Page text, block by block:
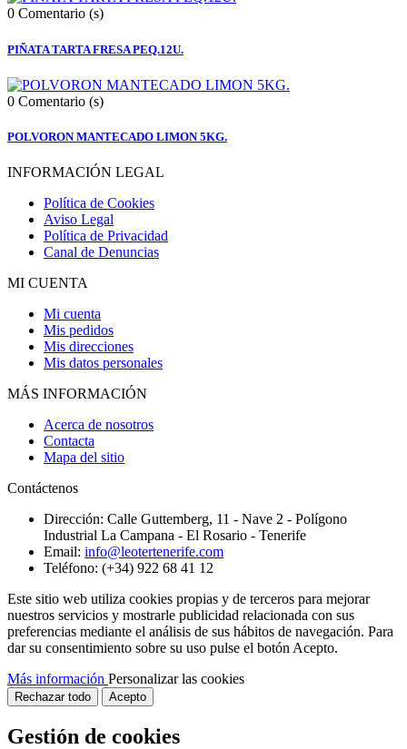
0 Comentario (s)
PIÑATA TARTA FRESA PEQ.12U.
0 Comentario (s)
POLVORON MANTECADO LIMON 5KG.
INFORMACIÓN LEGAL
Política de Cookies
Aviso Legal
Política de Privacidad
Canal de Denuncias
MI CUENTA
Mi cuenta
Mis pedidos
Mis direcciones
Mis datos personales
MÁS INFORMACIÓN
Acerca de nosotros
Contacta
Mapa del sitio
Contáctenos
Dirección: Calle Guttemberg, 11 - Nave 2 - Polígono
Industrial La Campana - El Rosario - Tenerife
Email: info@leotertenerife.com
Teléfono: (+34) 922 68 41 12
Este sitio web utiliza cookies propias y de terceros para mejorar
nuestros servicios y mostrarle publicidad relacionada con sus
preferencias mediante el análisis de sus hábitos de navegación. Para
dar su consentimiento sobre su uso pulse el botón Acepto.
Más información Personalizar las cookies
Rechazar todo Acepto
Gestión de cookies